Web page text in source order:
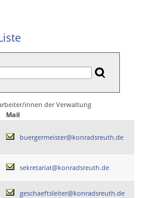
innen der Verwaltung
Mail
buergermeister@konradsreuth.de
sekretariat@konradsreuth.de
geschaeftsleiter@konradsreuth.de